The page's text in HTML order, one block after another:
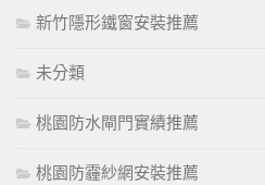
新竹隱形鐵窗安裝推薦
未分類
桃園防水閘門實績推薦
桃園防霾紗網安裝推薦